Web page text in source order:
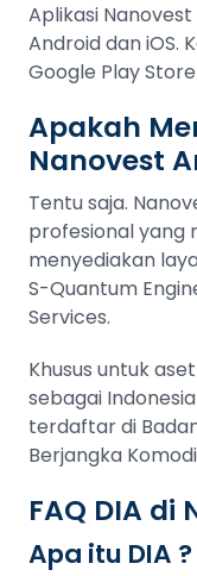
Aplikasi
Android dan iOS.
Google Play
Apakah
Nanovest
Tentu saja.
profesional yang
menyediakan
S-Quantum
Services.
Khusus untuk
sebagai
terdaftar di
Berjangka
FAQ DIA di
Apa itu DIA ?